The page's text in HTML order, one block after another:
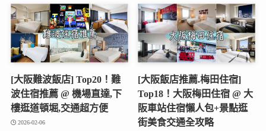
[大阪難波飯店] Top20！難
波住宿推薦 @ 機場直達,下
樓逛道頓堀,交通超方便
2026-02-06
[大阪飯店推薦.梅田住宿]
Top18！大阪梅田住宿 @ 大
阪車站住宿懶人包+景點逛
街美食交通全攻略